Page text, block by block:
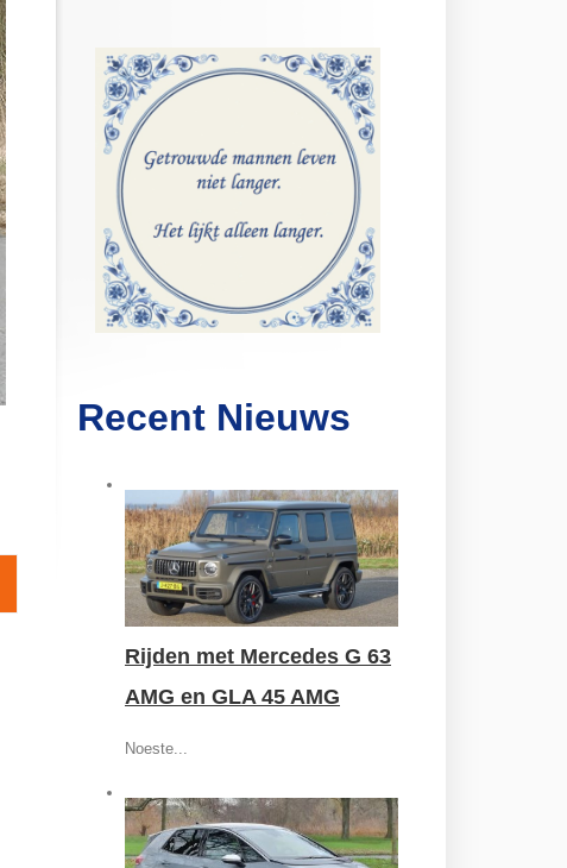
Recent Nieuws
Rijden met Mercedes G 63
AMG en GLA 45 AMG
Noeste...